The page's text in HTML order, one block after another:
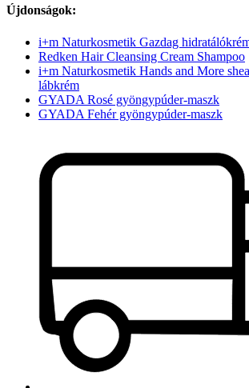
Újdonságok:
i+m Naturkosmetik Gazdag
Redken Hair Cleansing Cream Shampoo
i+m Naturkosmetik Hands and More
lábkrém
GYADA Rosé gyöngypúder-maszk
GYADA Fehér gyöngypúder-maszk